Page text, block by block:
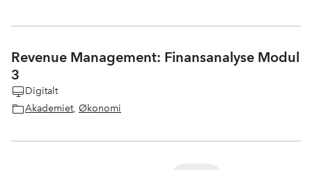
Revenue Management: Finansanalyse Modul
3
Digitalt
Akademiet, Økonomi